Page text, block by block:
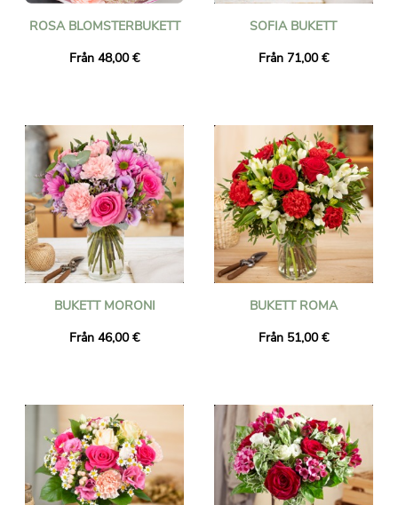
ROSA BLOMSTERBUKETT
Från 48,00 €
SOFIA BUKETT
Från 71,00 €
BUKETT MORONI
Från 46,00 €
BUKETT ROMA
Från 51,00 €